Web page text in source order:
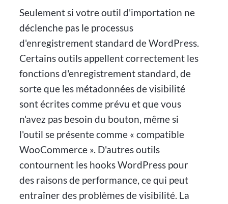
Seulement si votre outil d'importation ne
déclenche pas le processus
d'enregistrement standard de WordPress.
Certains outils appellent correctement les
fonctions d'enregistrement standard, de
sorte que les métadonnées de visibilité
sont écrites comme prévu et que vous
n'avez pas besoin du bouton, même si
l'outil se présente comme « compatible
WooCommerce ». D'autres outils
contournent les hooks WordPress pour
des raisons de performance, ce qui peut
entraîner des problèmes de visibilité. La